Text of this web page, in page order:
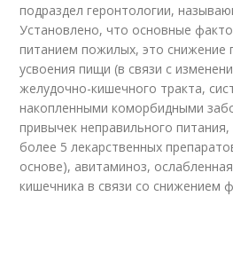
подраздел геронтологии,
Установлено, что основные
питанием пожилых, это снижение
усвоения пищи (в связи с
желудочно-кишечного тракта,
накопленными коморбидными
привычек неправильного
более 5 лекарственных
основе), авитаминоз,
кишечника в связи со снижением